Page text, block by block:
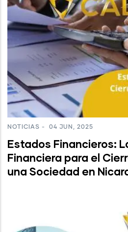
NOTICIAS - 04 JUN, 2025
Estados Financieros:
Financiera para el
una Sociedad en